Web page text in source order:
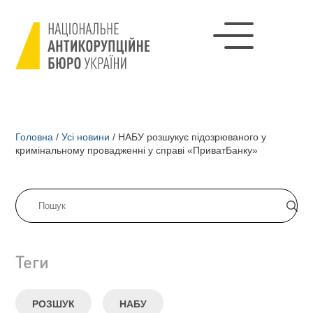
Головна / Усі новини / НАБУ розшукує підозрюваного у
кримінальному провадженні у справі «ПриватБанку»
Теги
РОЗШУК НАБУ